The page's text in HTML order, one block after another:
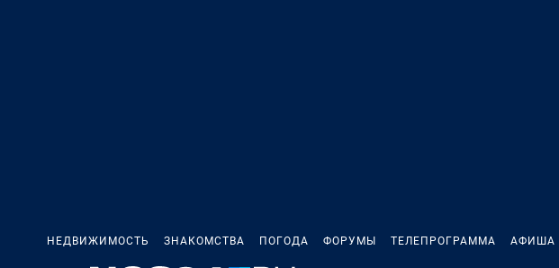
НЕДВИЖИМОСТЬ ЗНАКОМСТВА ПОГОДА ФОРУМЫ ТЕЛЕПРОГРАММА АФИША